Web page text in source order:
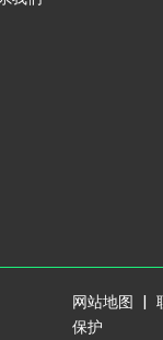
网站地图 |
保护